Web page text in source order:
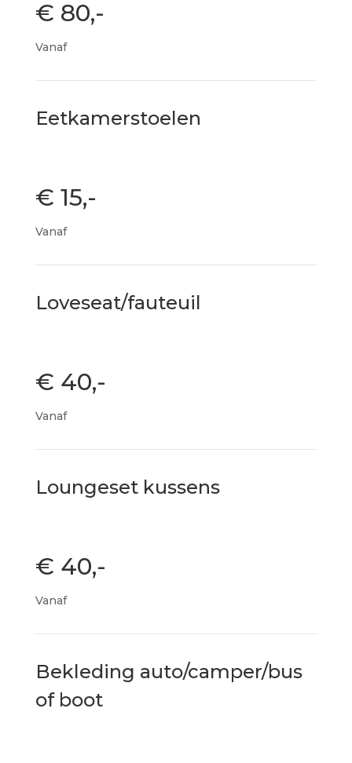
€ 80,-
Vanaf
Eetkamerstoelen
€ 15,-
Vanaf
Loveseat/fauteuil
€ 40,-
Vanaf
Loungeset kussens
€ 40,-
Vanaf
Bekleding auto/camper/bus
of boot